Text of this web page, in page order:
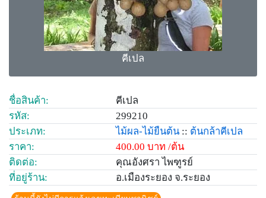
คีเปล
ชื่อสินค้า:
คีเปล
รหัส:
299210
ประเภท:
ไม้ผล-ไม้ยืนต้น :: ต้นกล้าคีเปล
ราคา:
400.00 บาท /ต้น
ติดต่อ:
คุณอังศรา ไพฑูรย์
ที่อยู่ร้าน:
อ.เมืองระยอง จ.ระยอง